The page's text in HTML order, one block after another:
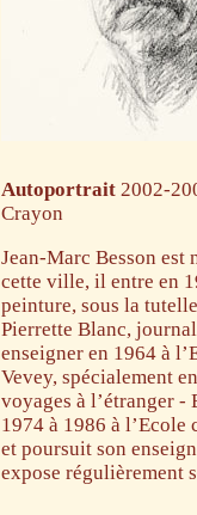
Autoportrait 2002-
Crayon
Jean-Marc Besson est
cette ville, il entre en
peinture, sous la
Pierrette Blanc,
enseigner en 1964 à
Vevey, spécialement
voyages à l’étranger
1974 à 1986 à l’Ecole
et poursuit son
expose régulièrement